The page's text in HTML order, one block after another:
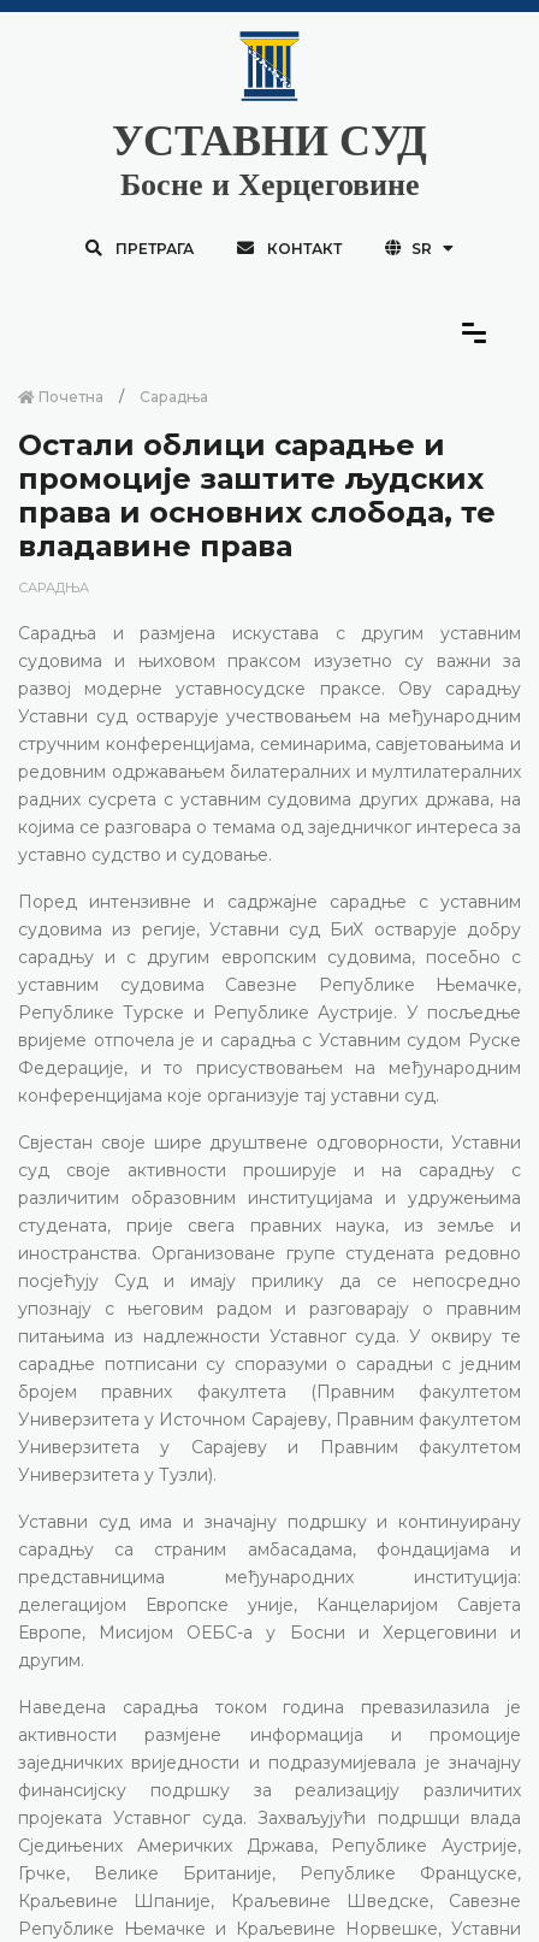
УСТАВНИ СУД
Босне и Херцеговине
ПРЕТРАГА КОНТАКТ SR
Почетна Сарадња
Остали облици сарадње и
промоције заштите људских
права и основних слобода, те
владавине права
САРАДЊА
Сарадња и размјена искустава с другим уставним
судовима и њиховом праксом изузетно су важни за
развој модерне уставносудске праксе. Ову сарадњу
Уставни суд остварује учествовањем на међународним
стручним конференцијама, семинарима, савјетовањима и
редовним одржавањем билатералних и мултилатералних
радних сусрета с уставним судовима других држава, на
којима се разговара о темама од заједничког интереса за
уставно судство и судовање.
Поред интензивне и садржајне сарадње с уставним
судовима из регије, Уставни суд БиХ остварује добру
сарадњу и с другим европским судовима, посебно с
уставним судовима Савезне Републике Њемачке,
Републике Турске и Републике Аустрије. У посљедње
вријеме отпочела је и сарадња с Уставним судом Руске
Федерације, и то присуствовањем на међународним
конференцијама које организује тај уставни суд.
Свјестан своје шире друштвене одговорности, Уставни
суд своје активности проширује и на сарадњу с
различитим образовним институцијама и удружењима
студената, прије свега правних наука, из земље и
иностранства. Организоване групе студената редовно
посјећују Суд и имају прилику да се непосредно
упознају с његовим радом и разговарају о правним
питањима из надлежности Уставног суда. У оквиру те
сарадње потписани су споразуми о сарадњи с једним
бројем правних факултета (Правним факултетом
Универзитета у Источном Сарајеву, Правним факултетом
Универзитета у Сарајеву и Правним факултетом
Универзитета у Тузли).
Уставни суд има и значајну подршку и континуирану
сарадњу са страним амбасадама, фондацијама и
представницима међународних институција:
делегацијом Европске уније, Канцеларијом Савјета
Европе, Мисијом ОЕБС-а у Босни и Херцеговини и
другим.
Наведена сарадња током година превазилазила је
активности размјене информација и промоције
заједничких вриједности и подразумијевала је значајну
финансијску подршку за реализацију различитих
пројеката Уставног суда. Захваљујући подршци влада
Сједињених Америчких Држава, Републике Аустрије,
Грчке, Велике Британије, Републике Француске,
Краљевине Шпаније, Краљевине Шведске, Савезне
Републике Њемачке и Краљевине Норвешке, Уставни